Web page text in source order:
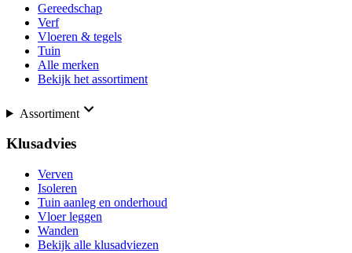
Gereedschap
Verf
Vloeren & tegels
Tuin
Alle merken
Bekijk het assortiment
Assortiment
Klusadvies
Verven
Isoleren
Tuin aanleg en onderhoud
Vloer leggen
Wanden
Bekijk alle klusadviezen